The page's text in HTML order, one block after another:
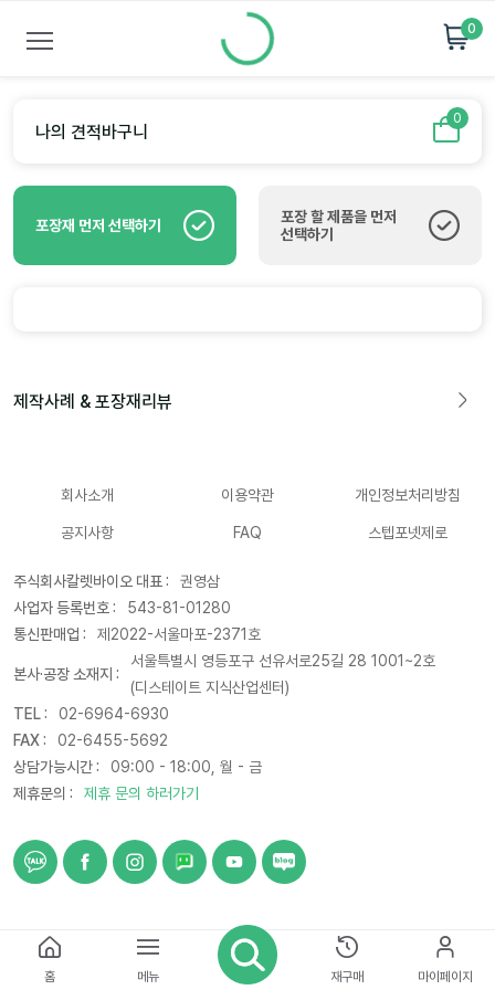
0
홈 메뉴 재구매 마이페이지
나의 견적바구니
0
포장재 먼저 선택하기
포장 할 제품을 먼저
선택하기
제작사례 & 포장재리뷰
회사소개 이용약관 개인정보처리방침
공지사항 FAQ 스텝포넷제로
주식회사칼렛바이오 대표 :
권영삼
사업자 등록번호 :
543-81-01280
통신판매업 :
제2022-서울마포-2371호
본사·공장 소재지 :
서울특별시 영등포구 선유서로25길 28 1001~2호
(디스테이트 지식산업센터)
TEL :
02-6964-6930
FAX :
02-6455-5692
상담가능시간 :
09:00 - 18:00, 월 - 금
제휴문의 :
제휴 문의 하러가기
© 2021 CARETBIO. All rights reserved